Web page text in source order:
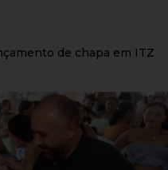
de chapa em ITZ